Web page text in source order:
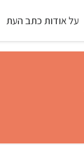
על אודות כתב העת